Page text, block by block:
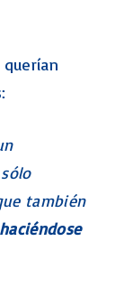
también
haciéndose